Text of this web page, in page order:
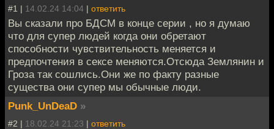
#1 | 14.02.24 14:04 | ответить
Вы сказали про БДСМ в конце серии , но я думаю
что для супер людей когда они обретают
способности чувствительность меняется и
предпочтения в сексе меняются.Отсюда Землянин и
Гроза так сошлись.Они же по факту разные
существа они супер мы обычные люди.
Punk_UnDeaD »
#2 | 18.02.24 21:23 | ответить